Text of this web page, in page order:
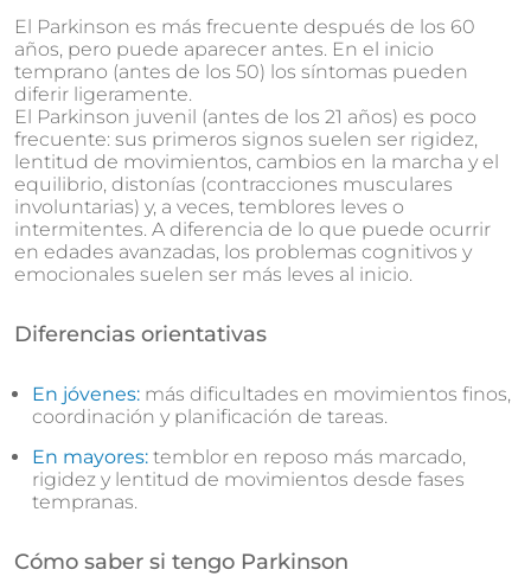
El Parkinson es más frecuente después de los 60
años, pero puede aparecer antes. En el inicio
temprano (antes de los 50) los síntomas pueden
diferir ligeramente.
El Parkinson juvenil (antes de los 21 años) es poco
frecuente: sus primeros signos suelen ser rigidez,
lentitud de movimientos, cambios en la marcha y el
equilibrio, distonías (contracciones musculares
involuntarias) y, a veces, temblores leves o
intermitentes. A diferencia de lo que puede ocurrir
en edades avanzadas, los problemas cognitivos y
emocionales suelen ser más leves al inicio.
Diferencias orientativas
En jóvenes: más dificultades en movimientos finos,
coordinación y planificación de tareas.
En mayores: temblor en reposo más marcado,
rigidez y lentitud de movimientos desde fases
tempranas.
Cómo saber si tengo Parkinson